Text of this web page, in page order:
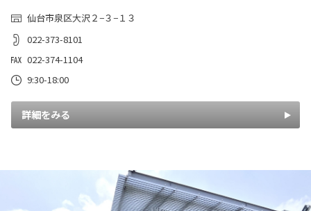
仙台市泉区大沢２−３−１３
022-373-8101
022-374-1104
9:30-18:00
詳細をみる